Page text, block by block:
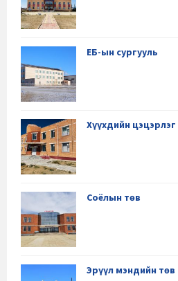
ЕБ-ын сургууль
Хүүхдийн цэцэрлэг
Соёлын төв
Эрүүл мэндийн төв